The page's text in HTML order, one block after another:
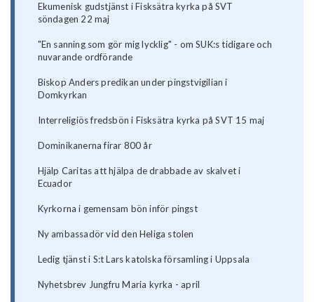
Ekumenisk gudstjänst i Fisksätra kyrka på SVT
söndagen 22 maj
"En sanning som gör mig lycklig" - om SUK:s tidigare och
nuvarande ordförande
Biskop Anders predikan under pingstvigilian i
Domkyrkan
Interreligiös fredsbön i Fisksätra kyrka på SVT 15 maj
Dominikanerna firar 800 år
Hjälp Caritas att hjälpa de drabbade av skalvet i
Ecuador
Kyrkorna i gemensam bön inför pingst
Ny ambassadör vid den Heliga stolen
Ledig tjänst i S:t Lars katolska församling i Uppsala
Nyhetsbrev Jungfru Maria kyrka - april